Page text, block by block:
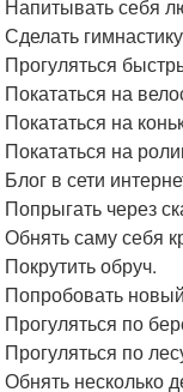
Напитывать себя
Сделать
Прогуляться
Покататься на
Покататься на
Покататься на
Блог в сети
Попрыгать через
Обнять саму себя
Покрутить обруч.
Попробовать
Прогуляться по
Прогуляться по
Обнять несколько